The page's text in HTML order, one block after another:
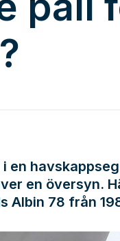
en
en översyn.
Albin 78 från